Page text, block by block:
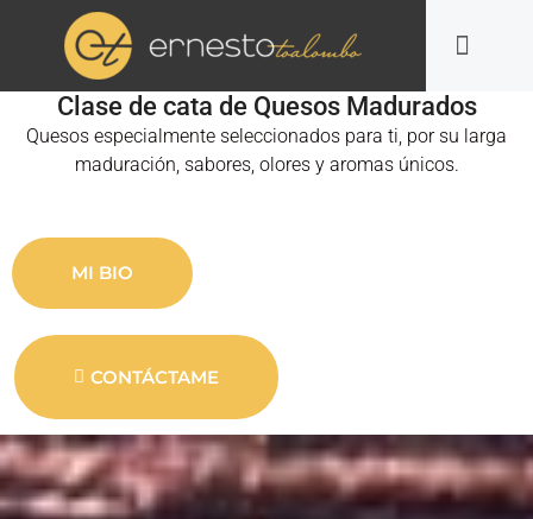
Clase de cata de Quesos Madurados
Quesos especialmente seleccionados para ti, por su larga
maduración, sabores, olores y aromas únicos.
MI BIO
CONTÁCTAME